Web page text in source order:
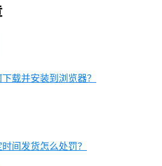
载并安装到浏览器？
间发货怎么处罚？